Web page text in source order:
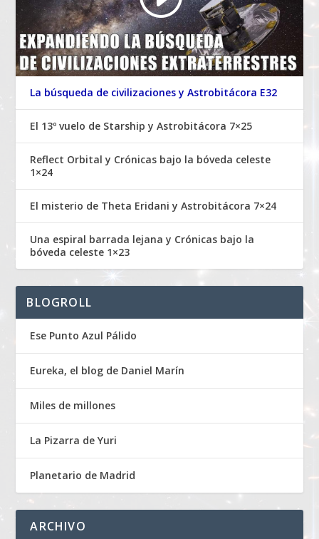
La búsqueda de civilizaciones y Astrobitácora E32
El 13º vuelo de Starship y Astrobitácora 7×25
Reflect Orbital y Crónicas bajo la bóveda celeste
1×24
El misterio de Theta Eridani y Astrobitácora 7×24
Una espiral barrada lejana y Crónicas bajo la
bóveda celeste 1×23
BLOGROLL
Ese Punto Azul Pálido
Eureka, el blog de Daniel Marín
Miles de millones
La Pizarra de Yuri
Planetario de Madrid
ARCHIVO